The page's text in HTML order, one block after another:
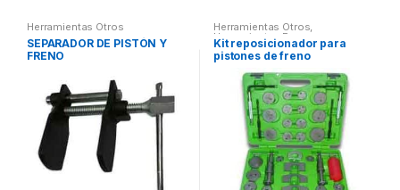
Herramientas Otros
SEPARADOR DE PISTÓN Y
FRENO
Herramientas Otros,
Herramientas Frenos y
Refrigeración
Kit reposicionador para
pistones de freno